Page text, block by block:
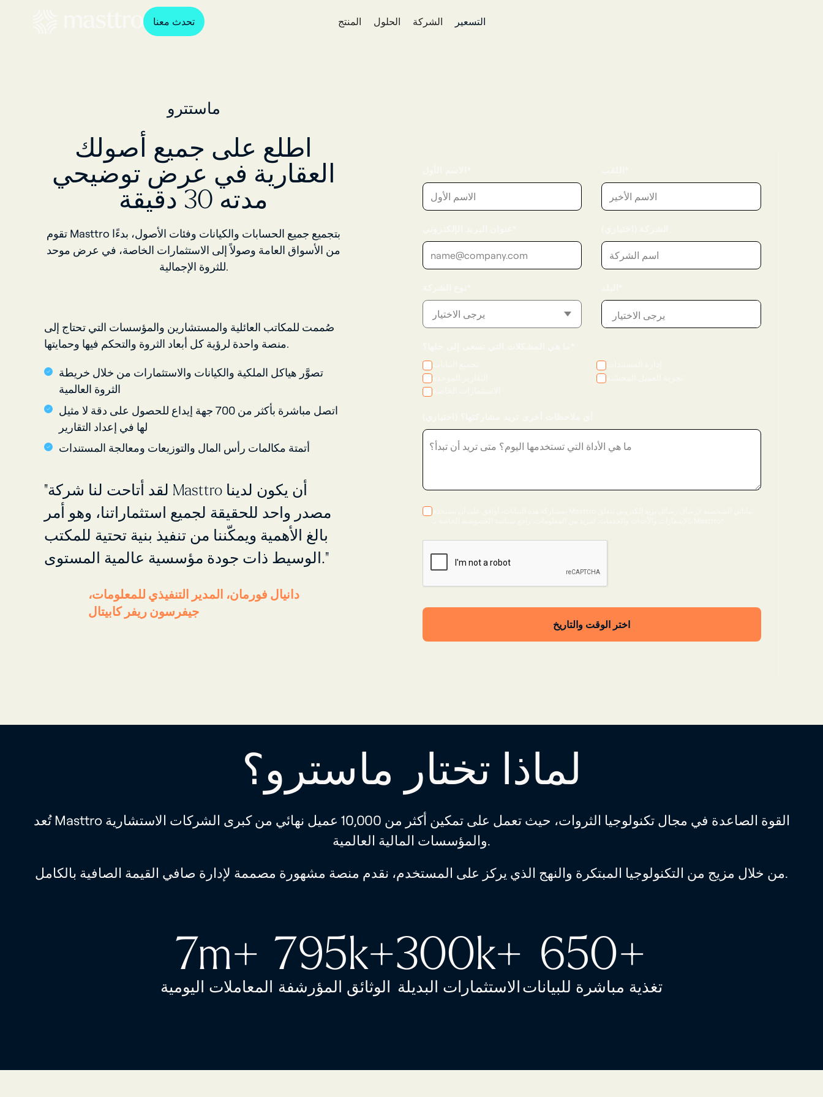
المنتج الحلول الشركة التسعير تحدث معنا
ماستترو
اطلع على جميع أصولك
العقارية في عرض توضيحي
مدته 30 دقيقة
تقوم Masttro بتجميع جميع الحسابات والكيانات وفئات الأصول، بدءًا
من الأسواق العامة وصولاً إلى الاستثمارات الخاصة، في عرض موحد
للثروة الإجمالية.
صُممت للمكاتب العائلية والمستشارين والمؤسسات التي تحتاج إلى
منصة واحدة لرؤية كل أبعاد الثروة والتحكم فيها وحمايتها.
تصوَّر هياكل الملكية والكيانات والاستثمارات من خلال خريطة
الثروة العالمية
اتصل مباشرة بأكثر من 700 جهة إيداع للحصول على دقة لا مثيل
لها في إعداد التقارير
أتمتة مكالمات رأس المال والتوزيعات ومعالجة المستندات
"لقد أتاحت لنا شركة Masttro أن يكون لدينا
مصدر واحد للحقيقة لجميع استثماراتنا، وهو أمر
بالغ الأهمية ويمكّننا من تنفيذ بنية تحتية للمكتب
الوسيط ذات جودة مؤسسية عالمية المستوى."
دانيال فورمان، المدير التنفيذي للمعلومات،
جيفرسون ريفر كابيتال
يرجى الاختيار
تجميع البيانات
التقارير الموحدة
الاستثمارات الخاصة
بمشاركة هذه البيانات، أوافق على أن تستخدم Masttro بياناتي الشخصية لإرسال رسائل بريد إلكتروني تتعلق
اختر الوقت والتاريخ
لماذا تختار ماسترو؟
تُعد Masttro القوة الصاعدة في مجال تكنولوجيا الثروات، حيث تعمل على تمكين أكثر من 10,000 عميل نهائي من كبرى الشركات الاستشارية
والمؤسسات المالية العالمية.
من خلال مزيج من التكنولوجيا المبتكرة والنهج الذي يركز على المستخدم، نقدم منصة مشهورة مصممة لإدارة صافي القيمة الصافية بالكامل.
7m+
المعاملات اليومية
795k+
الوثائق المؤرشفة
300k+
الاستثمارات البديلة
650+
تغذية مباشرة للبيانات